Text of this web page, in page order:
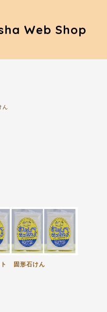
Web Shop
ん
ト 固形石けん